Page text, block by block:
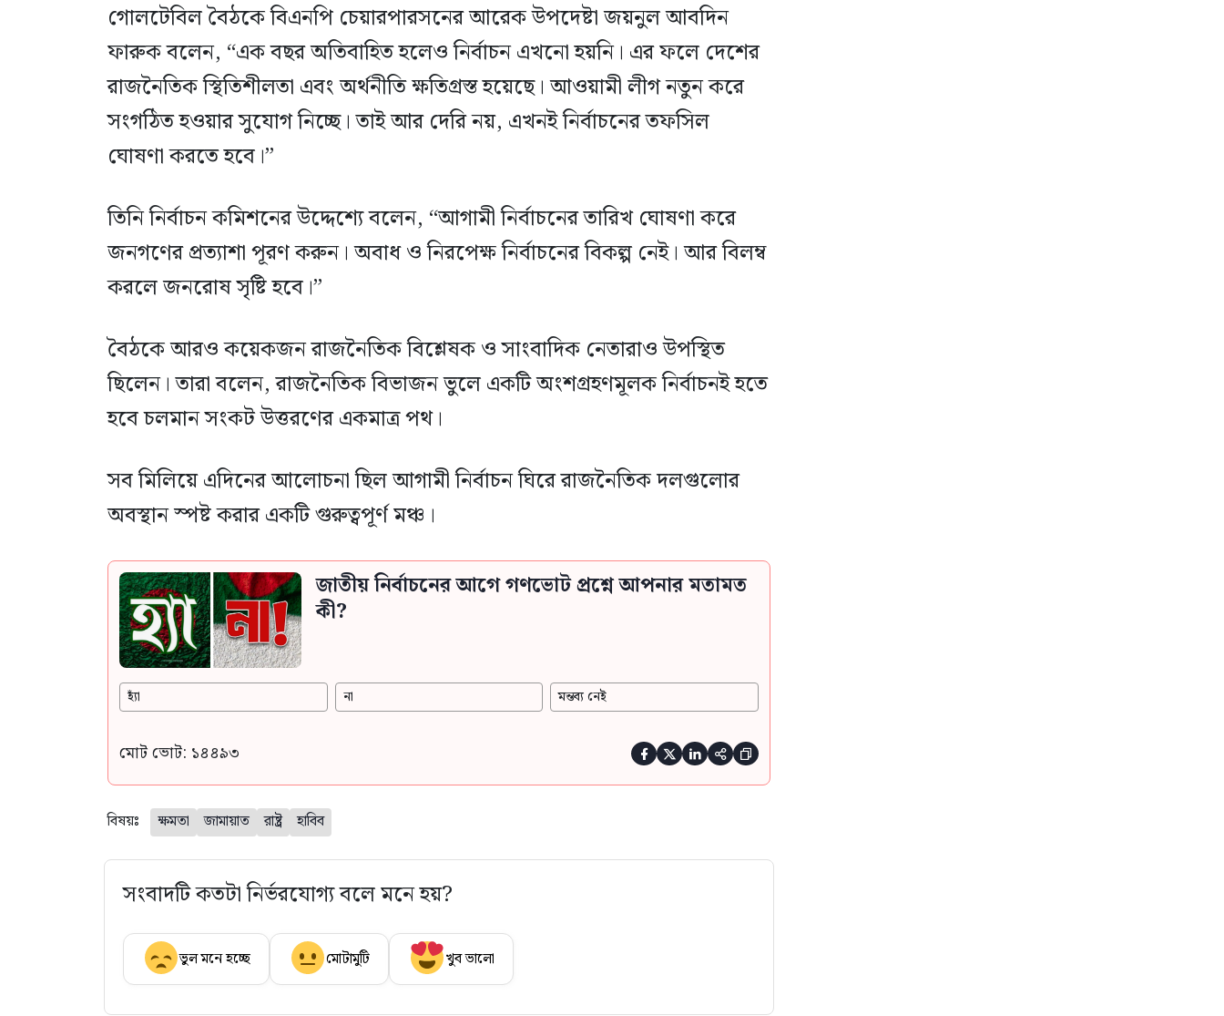
গোলটেবিল বৈঠকে বিএনপি চেয়ারপারসনের আরেক উপদেষ্টা জয়নুল আবদিন
ফারুক বলেন, “এক বছর অতিবাহিত হলেও নির্বাচন এখনো হয়নি। এর ফলে দেশের
রাজনৈতিক স্থিতিশীলতা এবং অর্থনীতি ক্ষতিগ্রস্ত হয়েছে। আওয়ামী লীগ নতুন করে
সংগঠিত হওয়ার সুযোগ নিচ্ছে। তাই আর দেরি নয়, এখনই নির্বাচনের তফসিল
ঘোষণা করতে হবে।”
তিনি নির্বাচন কমিশনের উদ্দেশ্যে বলেন, “আগামী নির্বাচনের তারিখ ঘোষণা করে
জনগণের প্রত্যাশা পূরণ করুন। অবাধ ও নিরপেক্ষ নির্বাচনের বিকল্প নেই। আর বিলম্ব
করলে জনরোষ সৃষ্টি হবে।”
বৈঠকে আরও কয়েকজন রাজনৈতিক বিশ্লেষক ও সাংবাদিক নেতারাও উপস্থিত
ছিলেন। তারা বলেন, রাজনৈতিক বিভাজন ভুলে একটি অংশগ্রহণমূলক নির্বাচনই হতে
হবে চলমান সংকট উত্তরণের একমাত্র পথ।
সব মিলিয়ে এদিনের আলোচনা ছিল আগামী নির্বাচন ঘিরে রাজনৈতিক দলগুলোর
অবস্থান স্পষ্ট করার একটি গুরুত্বপূর্ণ মঞ্চ।
জাতীয় নির্বাচনের আগে গণভোট প্রশ্নে আপনার মতামত
কী?
হ্যাঁ না মন্তব্য নেই
মোট ভোট: ১৪৪৯৩     
বিষয়ঃ ক্ষমতা জামায়াত রাষ্ট্র হাবিব
সংবাদটি কতটা নির্ভরযোগ্য বলে মনে হয়?
ভুল মনে হচ্ছে মোটামুটি খুব ভালো